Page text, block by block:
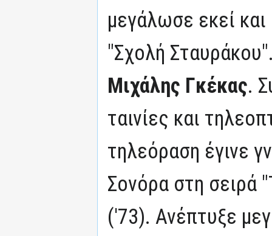
μεγάλωσε εκεί
"Σχολή
Μιχάλης Γκέκας.
ταινίες και
τηλεόραση έγινε
Σονόρα στη σειρά
('73). Ανέπτυξε